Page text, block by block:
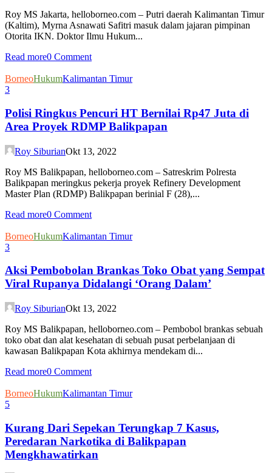
Roy MS Jakarta, helloborneo.com – Putri daerah Kalimantan Timur
(Kaltim), Myrna Asnawati Safitri masuk dalam jajaran pimpinan
Otorita IKN. Doktor Ilmu Hukum...
Read more0 Comment
BorneoHukumKalimantan Timur
3
Polisi Ringkus Pencuri HT Bernilai Rp47 Juta di
Area Proyek RDMP Balikpapan
Roy SiburianOkt 13, 2022
Roy MS Balikpapan, helloborneo.com – Satreskrim Polresta
Balikpapan meringkus pekerja proyek Refinery Development
Master Plan (RDMP) Balikpapan berinial F (28),...
Read more0 Comment
BorneoHukumKalimantan Timur
3
Aksi Pembobolan Brankas Toko Obat yang Sempat
Viral Rupanya Didalangi ‘Orang Dalam’
Roy SiburianOkt 13, 2022
Roy MS Balikpapan, helloborneo.com – Pembobol brankas sebuah
toko obat dan alat kesehatan di sebuah pusat perbelanjaan di
kawasan Balikpapan Kota akhirnya mendekam di...
Read more0 Comment
BorneoHukumKalimantan Timur
5
Kurang Dari Sepekan Terungkap 7 Kasus,
Peredaran Narkotika di Balikpapan
Mengkhawatirkan